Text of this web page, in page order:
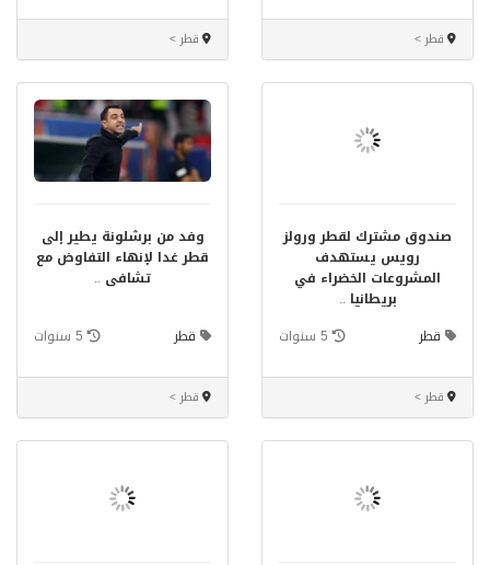
قطر > قطر >
صندوق مشترك لقطر ورولز
رويس يستهدف
المشروعات الخضراء في
بريطانيا ..
قطر
5 سنوات
قطر >
وفد من برشلونة يطير إلى
قطر غدا لإنهاء التفاوض مع
تشافى ..
قطر 5 سنوات
قطر >